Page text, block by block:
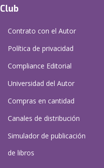
Contrato con el Autor
Política de privacidad
Compliance Editorial
Universidad del Autor
Compras en cantidad
Canales de distribución
Simulador de publicación
de libros